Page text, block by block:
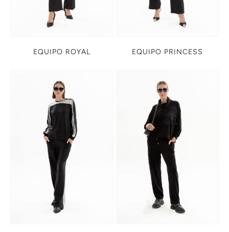
EQUIPO ROYAL EQUIPO PRINCESS